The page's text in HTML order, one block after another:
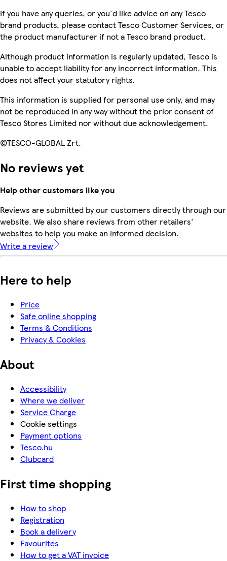
If you have any queries, or you'd like advice on any Tesco
brand products, please contact Tesco Customer Services, or
the product manufacturer if not a Tesco brand product.
Although product information is regularly updated, Tesco is
unable to accept liability for any incorrect information. This
does not affect your statutory rights.
This information is supplied for personal use only, and may
not be reproduced in any way without the prior consent of
Tesco Stores Limited nor without due acknowledgement.
©TESCO-GLOBAL Zrt.
No reviews yet
Help other customers like you
Reviews are submitted by our customers directly through our
website. We also share reviews from other retailers'
websites to help you make an informed decision.
Write a review
Here to help
Price
Safe online shopping
Terms & Conditions
Privacy & Cookies
About
Accessibility
Where we deliver
Service Charge
Cookie settings
Payment options
Tesco.hu
Clubcard
First time shopping
How to shop
Registration
Book a delivery
Favourites
How to get a VAT invoice